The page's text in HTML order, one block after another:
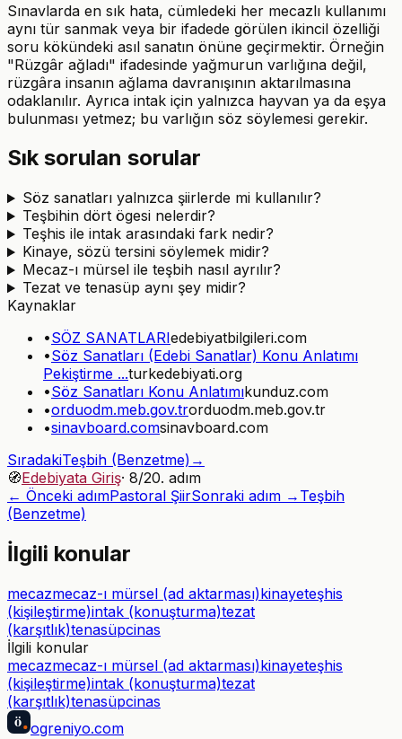
Sınavlarda en sık hata, cümledeki her mecazlı kullanımı
aynı tür sanmak veya bir ifadede görülen ikincil özelliği
soru kökündeki asıl sanatın önüne geçirmektir. Örneğin
"Rüzgâr ağladı" ifadesinde yağmurun varlığına değil,
rüzgâra insanın ağlama davranışının aktarılmasına
odaklanılır. Ayrıca intak için yalnızca hayvan ya da eşya
bulunması yetmez; bu varlığın söz söylemesi gerekir.
Sık sorulan sorular
Söz sanatları yalnızca şiirlerde mi kullanılır?
Teşbihin dört ögesi nelerdir?
Teşhis ile intak arasındaki fark nedir?
Kinaye, sözü tersini söylemek midir?
Mecaz-ı mürsel ile teşbih nasıl ayrılır?
Tezat ve tenasüp aynı şey midir?
Kaynaklar
•SÖZ SANATLARIedebiyatbilgileri.com
•Söz Sanatları (Edebi Sanatlar) Konu Anlatımı
Pekiştirme ...turkedebiyati.org
•Söz Sanatları Konu Anlatımıkunduz.com
•orduodm.meb.gov.trorduodm.meb.gov.tr
•sinavboard.comsinavboard.com
SıradakiTeşbih (Benzetme) →
🧭Edebiyata Giriş· 8/20. adım
← Önceki adımPastoral ŞiirSonraki adım → Teşbih
(Benzetme)
İlgili konular
mecazmecaz-ı mürsel (ad aktarması)kinayeteşhis
(kişileştirme)intak (konuşturma)tezat
(karşıtlık)tenasüpcinas
İlgili konular
mecazmecaz-ı mürsel (ad aktarması)kinayeteşhis
(kişileştirme)intak (konuşturma)tezat
(karşıtlık)tenasüpcinas
ö ogreniyo.com